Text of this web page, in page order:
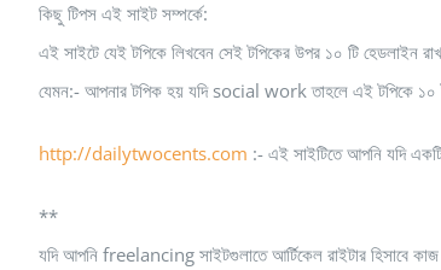
কিছু টিপস এই সাইট সম্পর্কে:
এই সাইটে যেই টপিকে লিখবেন সেই টপিকের উপর ১০ টি হেডলাইন
যেমন:- আপনার টপিক হয় যদি social work তাহলে এই টপিকে ১০ টা
http://dailytwocents.com :- এই সাইটিতে আপনি যদি
**
যদি আপনি freelancing সাইটগুলাতে আর্টিকেল রাইটার হিসাবে